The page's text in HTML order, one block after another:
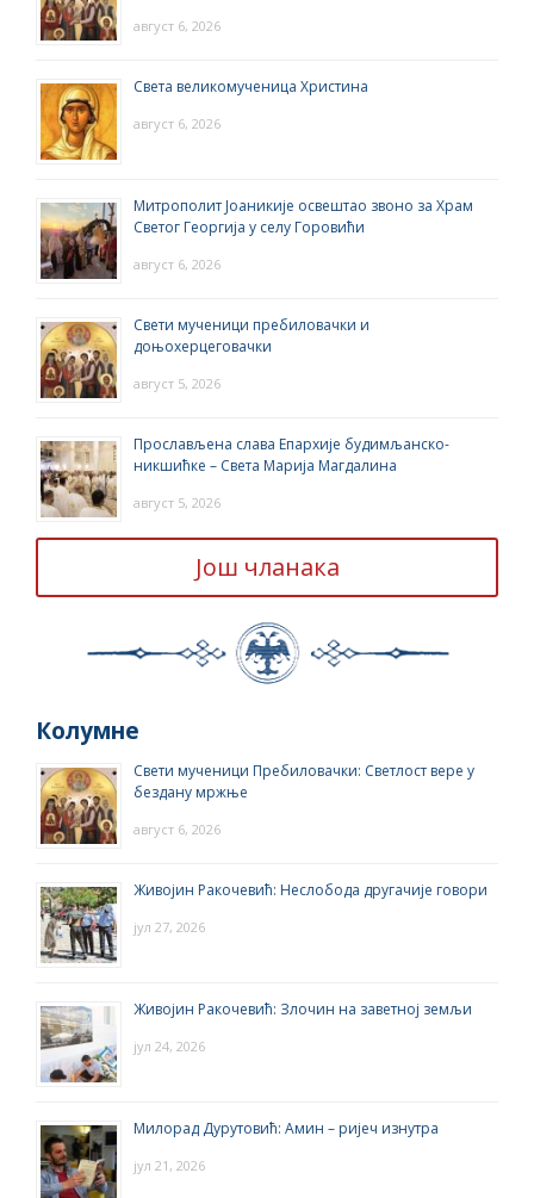
август 6, 2026
Света великомученица Христина
август 6, 2026
Митрополит Јоаникије освештао звоно за Храм
Светог Георгија у селу Горовићи
август 6, 2026
Свети мученици пребиловачки и
доњохерцеговачки
август 5, 2026
Прослављена слава Епархије будимљанско-
никшићке – Света Марија Магдалина
август 5, 2026
Још чланака
Колумне
Свети мученици Пребиловачки: Светлост вере у
бездану мржње
август 6, 2026
Живојин Ракочевић: Неслобода другачије говори
јул 27, 2026
Живојин Ракочевић: Злочин на заветној земљи
јул 24, 2026
Милорад Дурутовић: Амин – ријеч изнутра
јул 21, 2026